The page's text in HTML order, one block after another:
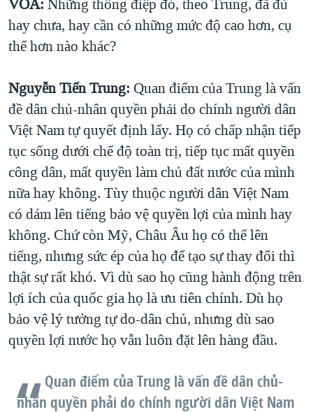
VOA: Những thông điệp đó, theo Trung, đã đủ
hay chưa, hay cần có những mức độ cao hơn, cụ
thể hơn nào khác?
Nguyễn Tiến Trung: Quan điểm của Trung là vấn
đề dân chủ-nhân quyền phải do chính người dân
Việt Nam tự quyết định lấy. Họ có chấp nhận tiếp
tục sống dưới chế độ toàn trị, tiếp tục mất quyền
công dân, mất quyền làm chủ đất nước của mình
nữa hay không. Tùy thuộc người dân Việt Nam
có dám lên tiếng bảo vệ quyền lợi của mình hay
không. Chứ còn Mỹ, Châu Âu họ có thể lên
tiếng, nhưng sức ép của họ để tạo sự thay đổi thì
thật sự rất khó. Vì dù sao họ cũng hành động trên
lợi ích của quốc gia họ là ưu tiên chính. Dù họ
bảo vệ lý tưởng tự do-dân chủ, nhưng dù sao
quyền lợi nước họ vẫn luôn đặt lên hàng đầu.
Quan điểm của Trung là vấn đề dân chủ-
nhân quyền phải do chính người dân Việt Nam